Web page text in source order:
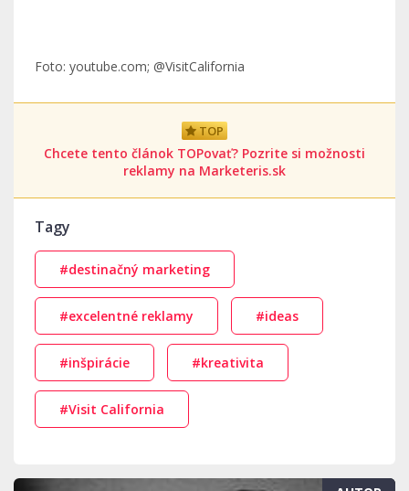
Foto: youtube.com; @VisitCalifornia
TOP
Chcete tento článok TOPovať? Pozrite si možnosti
reklamy na Marketeris.sk
Tagy
#destinačný marketing
#excelentné reklamy #ideas
#inšpirácie #kreativita
#Visit California